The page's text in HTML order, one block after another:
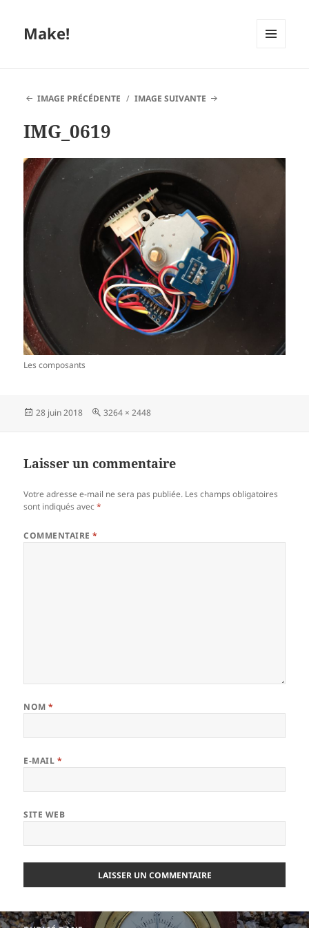
Make!
IMAGE PRÉCÉDENTE
IMAGE SUIVANTE
IMG_0619
Les composants
Publié
28 juin 2018
Taille
3264 × 2448
Laisser un commentaire
Votre adresse e-mail ne sera pas publiée. Les champs obligatoires
sont indiqués avec*
COMMENTAIRE*
NOM*
E-MAIL *
SITE WEB
Navigation